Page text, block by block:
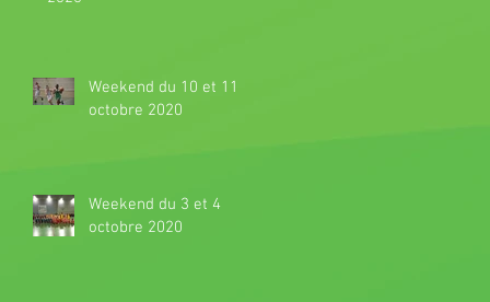
Weekend du 10 et 11
octobre 2020
Weekend du 3 et 4
octobre 2020